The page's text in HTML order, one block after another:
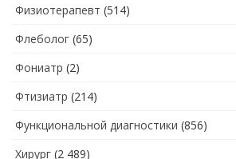
Физиотерапевт (514)
Флеболог (65)
Фониатр (2)
Фтизиатр (214)
Функциональной диагностики (856)
Хирург (2 489)